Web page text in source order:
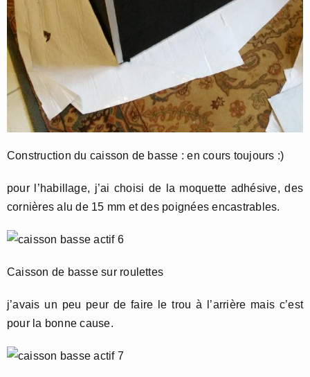
Construction du caisson de basse : en cours toujours :)
pour l’habillage, j’ai choisi de la moquette adhésive, des
cornières alu de 15 mm et des poignées encastrables.
Caisson de basse sur roulettes
j’avais un peu peur de faire le trou à l’arrière mais c’est
pour la bonne cause.